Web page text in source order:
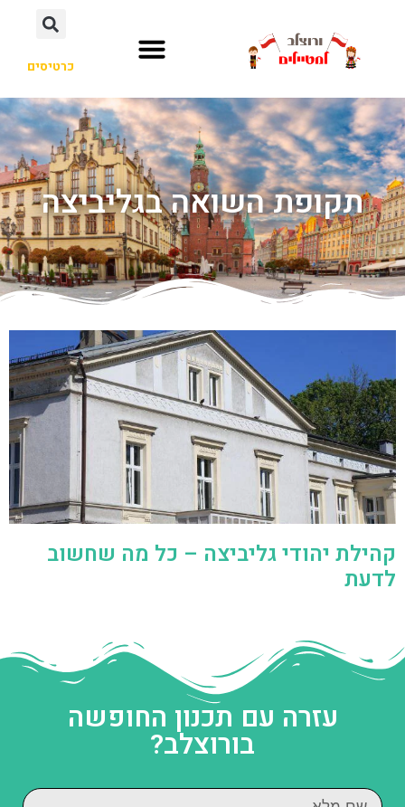
כרטיסים
תקופת השואה בגליביצה
קהילת יהודי גליביצה – כל מה שחשוב
לדעת
עזרה עם תכנון החופשה
בורוצלב?